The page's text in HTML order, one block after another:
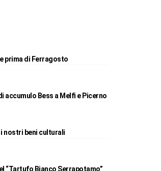
prima di Ferragosto
accumulo Bess a Melfi e Picerno
i nostri beni culturali
“Tartufo Bianco Serrapotamo”